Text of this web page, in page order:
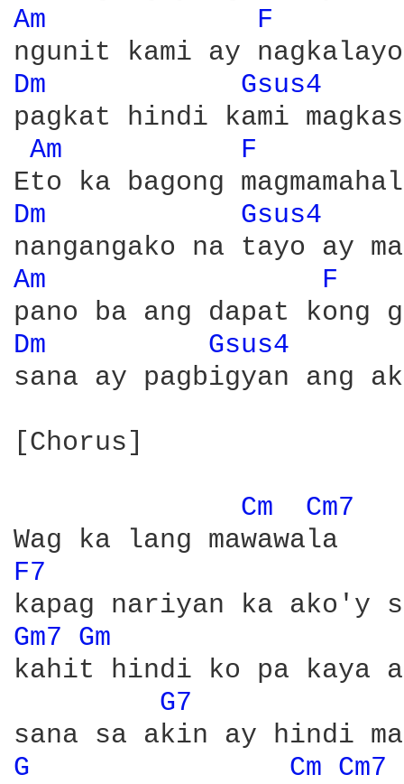
Am
F
Dm
Gsus4
pagkat hindi kami
Am
F
Dm
Gsus4
Am F
Dm
Gsus4
sana ay pagbigyan ang
[Chorus]
Cm
Cm7
F7
Gm7 Gm
kahit hindi ko pa kaya
G7
G Cm Cm7